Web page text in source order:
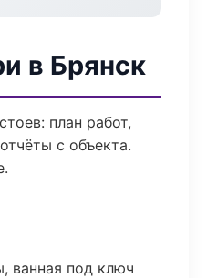
в Брянск
план работ,
с объекта.
ванная под ключ